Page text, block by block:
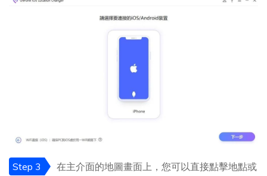
Step 3
在主介面的地圖畫面上，您可以直接點擊地點或